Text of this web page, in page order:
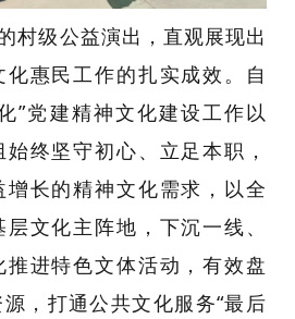
村级公益演出，直观展现出
惠民工作的扎实成效。自
”党建精神文化建设工作以
终坚守初心、立足本职，
长的精神文化需求，以全
文化主阵地，下沉一线、
进特色文体活动，有效盘
，打通公共文化服务“最后